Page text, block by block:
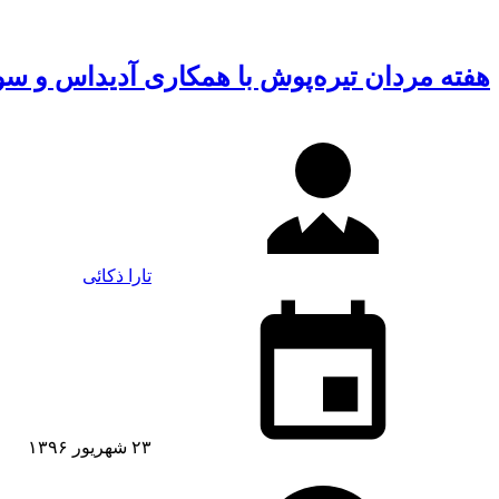
هفته مردان تیره‌پوش با همکاری آدیداس و
تارا ذکائی
۲۳ شهریور ۱۳۹۶